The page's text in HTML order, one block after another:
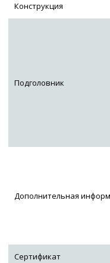
Конструкция
Подголовник
Дополнительная
Сертификат